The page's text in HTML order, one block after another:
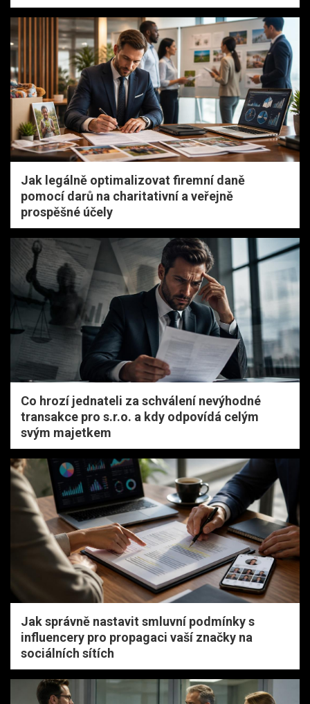
Jak legálně optimalizovat firemní daně
pomocí darů na charitativní a veřejně
prospěšné účely
Co hrozí jednateli za schválení nevýhodné
transakce pro s.r.o. a kdy odpovídá celým
svým majetkem
Jak správně nastavit smluvní podmínky s
influencery pro propagaci vaší značky na
sociálních sítích